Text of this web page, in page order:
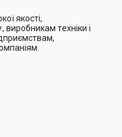
якості,
техніки і